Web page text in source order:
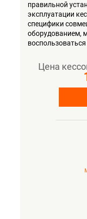
правильной
эксплуатации
специфики
оборудованием,
воспользоваться
Цена